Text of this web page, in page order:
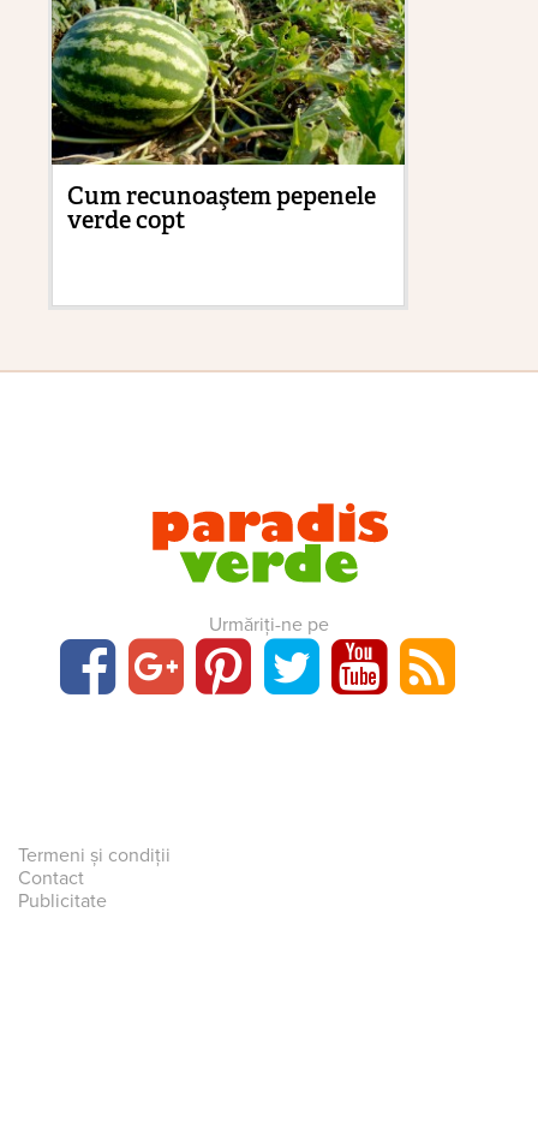
Cum recunoaştem pepenele
verde copt
Urmăriți-ne pe
Termeni și condiții
Contact
Publicitate